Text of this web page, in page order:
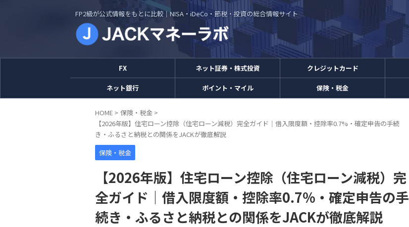
FP2級が公式情報をもとに比較｜NISA・iDeCo・節税・投資の総合情報サイト
FX ネット証券・株式投資 クレジットカード
ネット銀行 ポイント・マイル 保険・税金
HOME > 保険・税金 >
【2026年版】住宅ローン控除（住宅ローン減税）完全ガイド｜借入限度額・控除率0.7%・確定申告の手続
き・ふるさと納税との関係をJACKが徹底解説
保険・税金
【2026年版】住宅ローン控除（住宅ローン減税）完
全ガイド｜借入限度額・控除率0.7%・確定申告の手
続き・ふるさと納税との関係をJACKが徹底解説